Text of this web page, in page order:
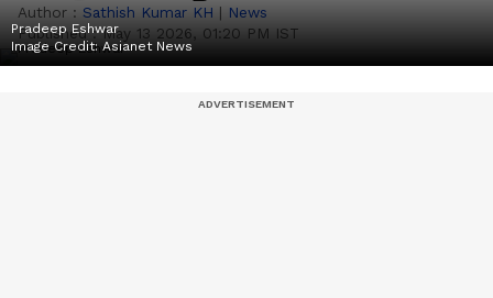
Author : Sathish Kumar KH | News
Published :May 13 2026, 01:20 PM IST
Pradeep Eshwar
Image Credit:Asianet News